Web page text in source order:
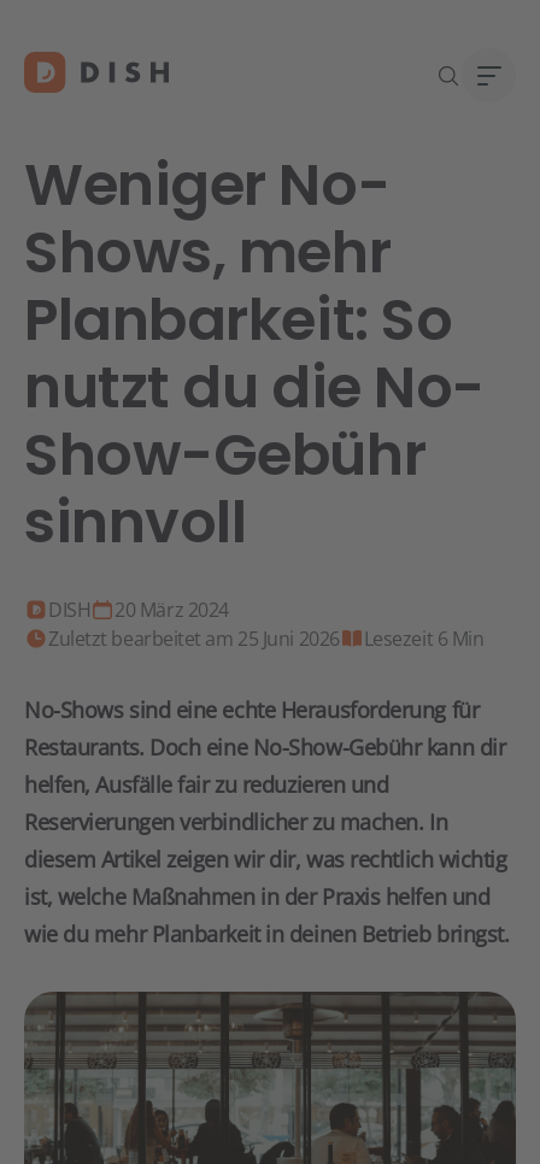
Weniger No-
Shows, mehr
Planbarkeit: So
nutzt du die No-
Show-Gebühr
sinnvoll
DISH
20 März 2024
Zuletzt bearbeitet am 25 Juni 2026
Lesezeit 6 Min
No-Shows sind eine echte Herausforderung für
Restaurants. Doch eine No-Show-Gebühr kann dir
helfen, Ausfälle fair zu reduzieren und
Reservierungen verbindlicher zu machen. In
diesem Artikel zeigen wir dir, was rechtlich wichtig
ist, welche Maßnahmen in der Praxis helfen und
wie du mehr Planbarkeit in deinen Betrieb bringst.